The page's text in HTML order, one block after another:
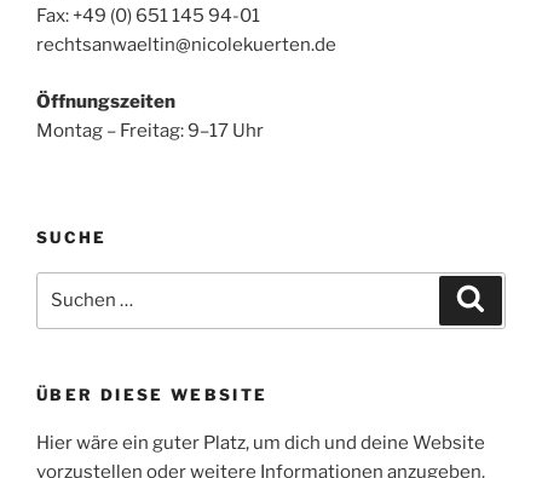
Fax: +49 (0) 651 145 94-01
rechtsanwaeltin@nicolekuerten.de
Öffnungszeiten
Montag – Freitag: 9–17 Uhr
SUCHE
nach:
ÜBER DIESE WEBSITE
Hier wäre ein guter Platz, um dich und deine Website
vorzustellen oder weitere Informationen anzugeben.